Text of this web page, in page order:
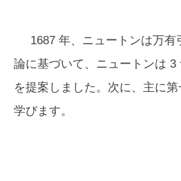
1687 年、ニュートンは万
論に基づいて、ニュートンは 3
を提案しました。次に、主に
学びます。